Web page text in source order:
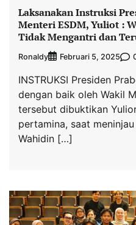
Laksanakan Instruksi
Menteri ESDM, Yuliot :
Tidak Mengantri dan
Ronaldy Februari 5, 2025
INSTRUKSI Presiden
dengan baik oleh Wakil
tersebut dibuktikan
pertamina, saat
Wahidin […]